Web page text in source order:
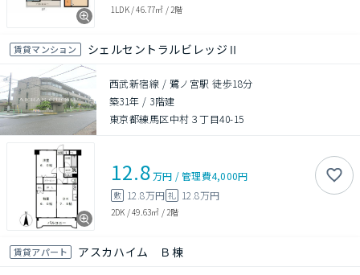
1LDK/46.77㎡ / 2階
賃貸マンション シェルセントラルビレッジⅡ
西武新宿線 / 鷺ノ宮駅 徒歩18分
築31年 / 3階建
東京都練馬区中村３丁目40-15
12.8万円 /管理費4,000円
敷 12.8万円 礼 12.8万円
2DK /49.63㎡ / 2階
賃貸アパート アスカハイム Ｂ棟